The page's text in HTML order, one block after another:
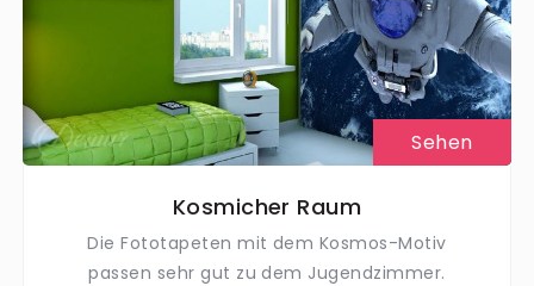
Sehen
Kosmicher Raum
Die Fototapeten mit dem Kosmos-Motiv
passen sehr gut zu dem Jugendzimmer.